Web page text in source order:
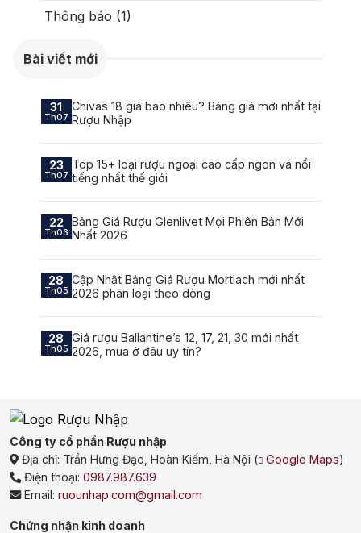
Thông báo (1)
Bài viết mới
31
Th07
Chivas 18 giá bao nhiêu? Bảng giá mới nhất tại
Rượu Nhập
23
Th07
Top 15+ loại rượu ngoại cao cấp ngon và nổi
tiếng nhất thế giới
22
Th06
Bảng Giá Rượu Glenlivet Mọi Phiên Bản Mới
Nhất 2026
28
Th05
Cập Nhật Bảng Giá Rượu Mortlach mới nhất
2026 phân loại theo dòng
28
Th05
Giá rượu Ballantine’s 12, 17, 21, 30 mới nhất
2026, mua ở đâu uy tín?
Công ty cổ phần Rượu nhập
Địa chỉ: Trần Hưng Đạo, Hoàn Kiếm, Hà Nội ( Google Maps)
Điện thoại:0987.987.639
Email:ruounhap.com@gmail.com
Chứng nhận kinh doanh